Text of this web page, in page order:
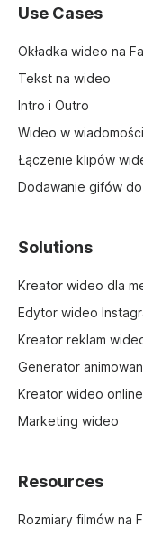
Use Cases
Okładka wideo na
Tekst na wideo
Intro i Outro
Wideo w
Łączenie klipów
Dodawanie gifów
Solutions
Kreator wideo dla
Edytor wideo
Kreator reklam
Generator
Kreator wideo online
Marketing wideo
Resources
Rozmiary filmów na